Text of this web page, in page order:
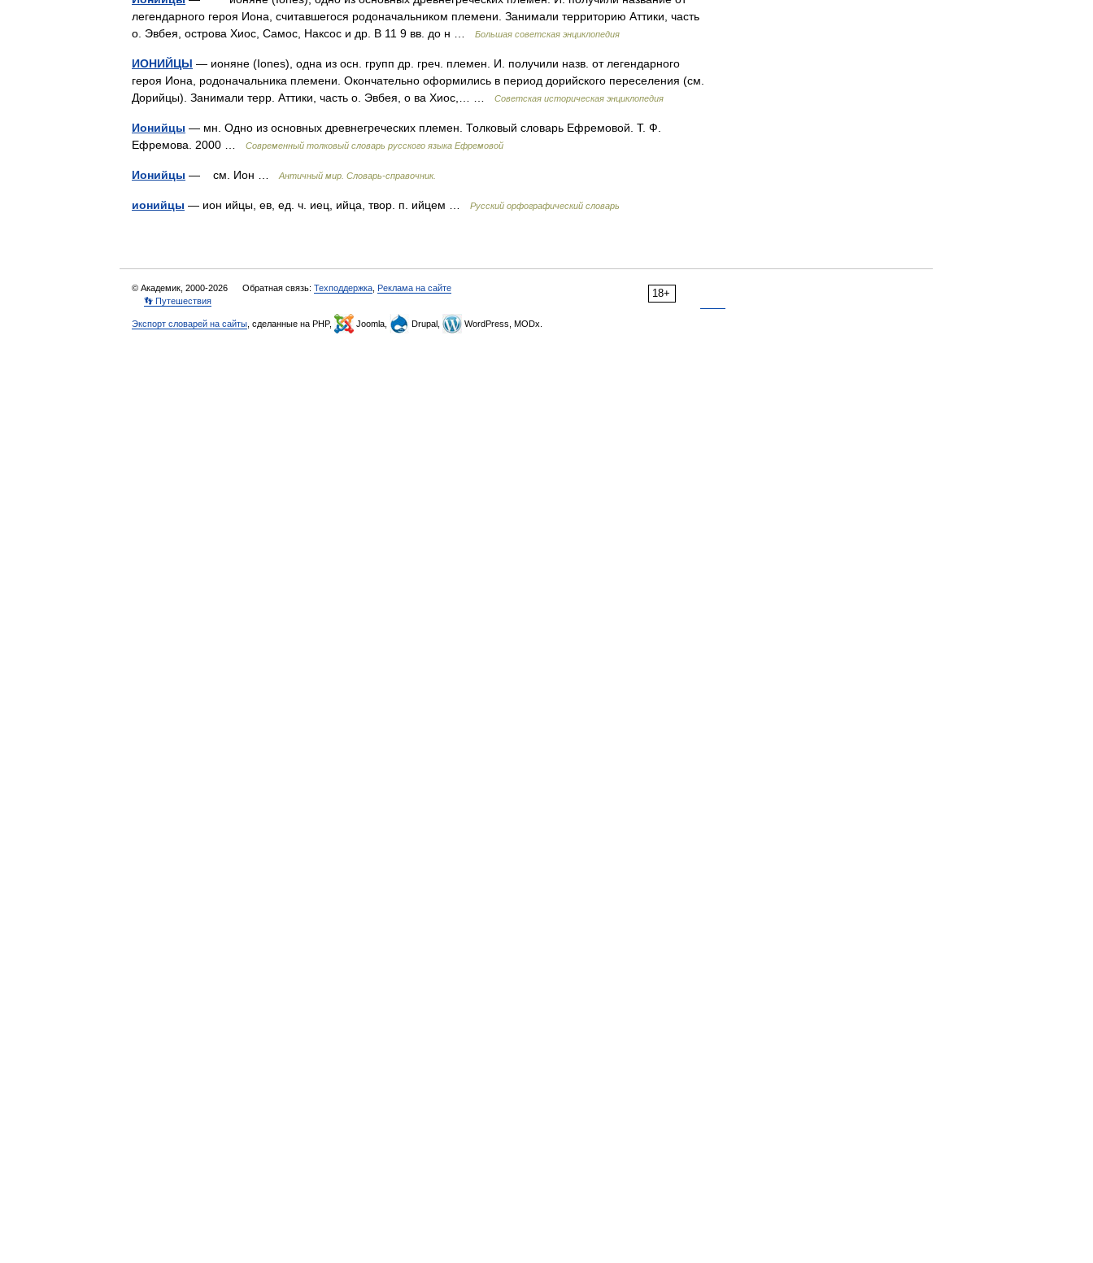
легендарного героя Иона, считавшегося родоначальником племени. Занимали территорию Аттики, часть
о. Эвбея, острова Хиос, Самос, Наксос и др. В 11 9 вв. до н …
Большая советская энциклопедия
ИОНИЙЦЫ — ионяне (Iones), одна из осн. групп др. греч. племен. И. получили назв. от легендарного
героя Иона, родоначальника племени. Окончательно оформились в период дорийского переселения (см.
Дорийцы). Занимали терр. Аттики, часть о. Эвбея, о ва Хиос,… …
Советская историческая энциклопедия
Ионийцы — мн. Одно из основных древнегреческих племен. Толковый словарь Ефремовой. Т. Ф.
Ефремова. 2000 …
Современный толковый словарь русского языка Ефремовой
Ионийцы — см. Ион … Античный мир. Словарь-справочник.
ионийцы — ион ийцы, ев, ед. ч. иец, ийца, твор. п. ийцем … Русский орфографический словарь
18+
© Академик, 2000-2026 Обратная связь: Техподдержка Реклама на сайте
👣 Путешествия
Экспорт словарей на сайты , сделанные на PHP, Joomla, Drupal, WordPress, MODx.